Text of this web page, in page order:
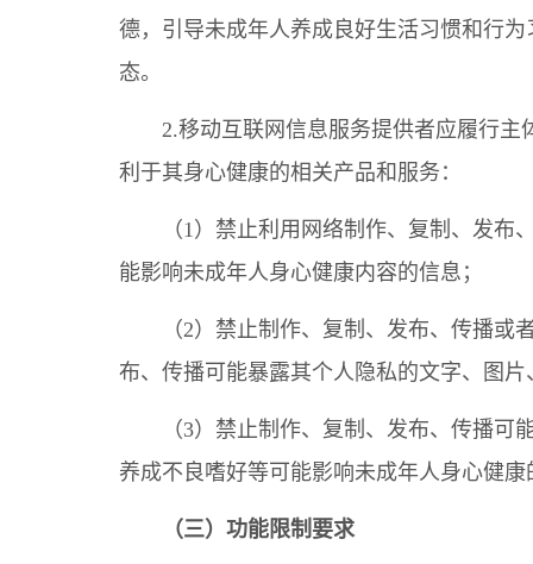
德，引导未成年人养成良好生活习惯和行
态。
2.移动互联网信息服务提供者应履行
利于其身心健康的相关产品和服务：
（1）禁止利用网络制作、复制、发
能影响未成年人身心健康内容的信息；
（2）禁止制作、复制、发布、传播
布、传播可能暴露其个人隐私的文字、图片
（3）禁止制作、复制、发布、传播
养成不良嗜好等可能影响未成年人身心健康
（三）功能限制要求